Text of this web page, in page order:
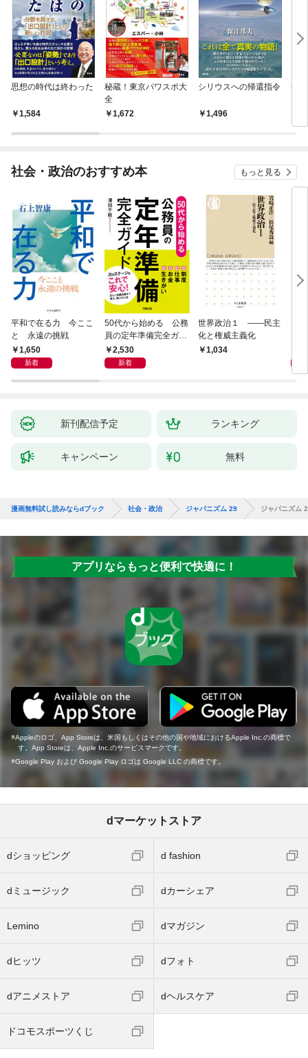
思想の時代は終わった
1,584
秘蔵！東京パワスポ大
全
1,672
シリウスへの帰還指令
1,496
参
社会・政治のおすすめ本 もっと見る
平和で在る力 今ここ
と 永遠の挑戦
1,650
新着
50代から始める 公務
員の定年準備完全ガイ
ド2,530
新着
世界政治１ ――民主
化と権威主義化
1,034
新刊配信予定 ランキング
キャンペーン 無料
漫画無料試し読みならdブック 社会・政治 ジャパニズム 29 ジャパニズム
アプリならもっと便利で快適に！
Appleのロゴ、App Storeは、米国もしくはその他の国や地域におけるApple Inc.の商標で
す。App Storeは、Apple Inc.のサービスマークです。
Google Play および Google Play ロゴは Google LLC の商標です。
dマーケットストア
dショッピング d fashion
dミュージック dカーシェア
Lemino dマガジン
dヒッツ dフォト
dアニメストア dヘルスケア
ドコモスポーツくじ